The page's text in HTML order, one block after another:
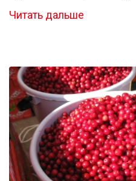
Читать дальше